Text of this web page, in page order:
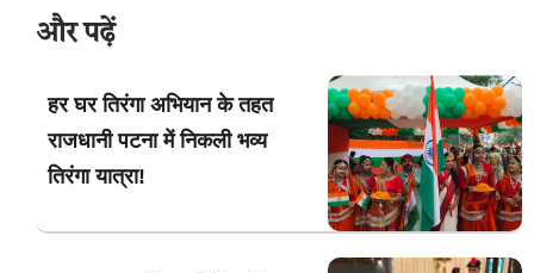
और पढ़ें
हर घर तिरंगा अभियान के तहत
राजधानी पटना में निकली भव्य
तिरंगा यात्रा!